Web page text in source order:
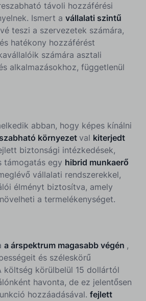
távoli hozzáférési
Ismert a vállalati szintű
teszi a szervezetek számára,
hatékony hozzáférést
számára asztali
alkalmazásokhoz, függetlenül
abban, hogy képes kínálni
környezet val kiterjedt
biztonsági intézkedések,
támogatás egy hibrid munkaerő
vállalati rendszerekkel,
élményt biztosítva, amely
a termelékenységet.
a árspektrum magasabb végén ,
és széleskörű
költség körülbelül 15 dollártól
havonta, de ez jelentősen
hozzáadásával. fejlett